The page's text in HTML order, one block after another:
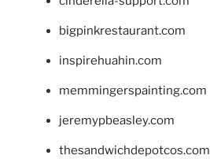
bigpinkrestaurant.com
inspirehuahin.com
memmingerspainting.com
jeremypbeasley.com
thesandwichdepotcos.com